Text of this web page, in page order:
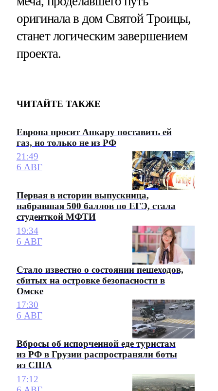
оригинала в дом Святой Троицы,
станет логическим завершением
проекта.
ЧИТАЙТЕ ТАКЖЕ
Европа просит Анкару поставить ей
газ, но только не из РФ
21:49
6 АВГ
Первая в истории выпускница,
набравшая 500 баллов по ЕГЭ, стала
студенткой МФТИ
19:34
6 АВГ
Стало известно о состоянии пешеходов,
сбитых на островке безопасности в
Омске
17:30
6 АВГ
Вбросы об испорченной еде туристам
из РФ в Грузии распространяли боты
из США
17:12